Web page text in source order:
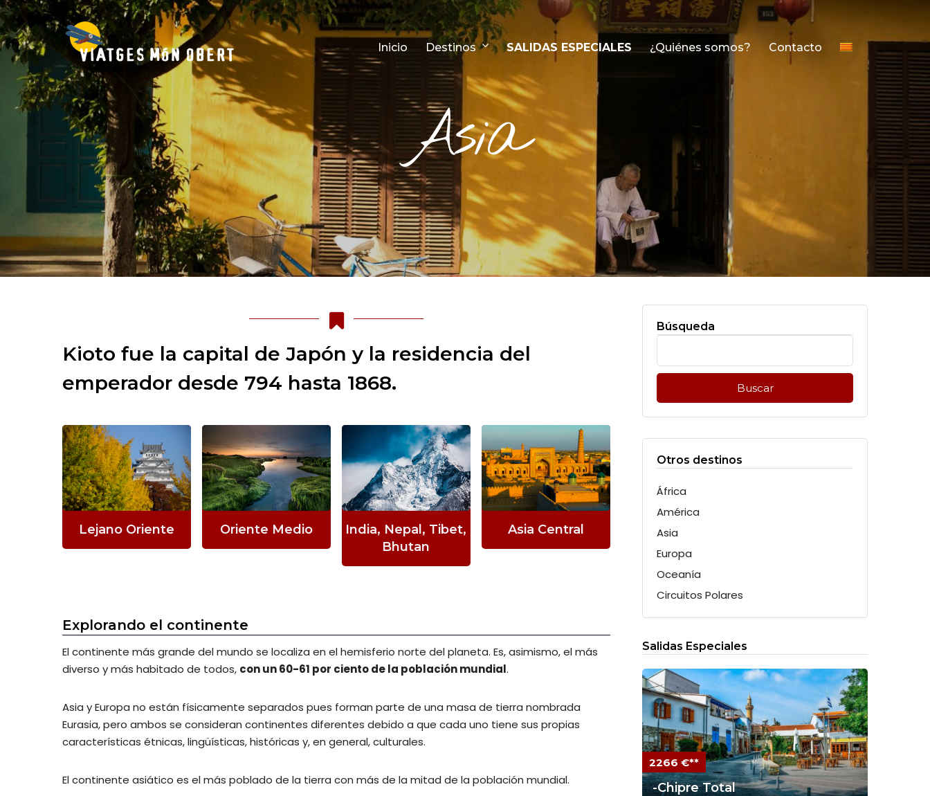
Inicio Destinos SALIDAS ESPECIALES ¿Quiénes somos? Contacto
Asia
Kioto fue la capital de Japón y la residencia del
emperador desde 794 hasta 1868.
Lejano Oriente Oriente Medio
India, Nepal, Tibet,
Bhutan
Asia Central
Explorando el continente
El continente más grande del mundo se localiza en el hemisferio norte del planeta. Es, asimismo, el más
diverso y más habitado de todos, con un 60-61 por ciento de la población mundial.
Asia y Europa no están físicamente separados pues forman parte de una masa de tierra nombrada
Eurasia, pero ambos se consideran continentes diferentes debido a que cada uno tiene sus propias
características étnicas, lingüísticas, históricas y, en general, culturales.
El continente asiático es el más poblado de la tierra con más de la mitad de la población mundial.
Búsqueda
Otros destinos
África
América
Asia
Europa
Oceanía
Circuitos Polares
Salidas Especiales
2266 €**
-Chipre Total